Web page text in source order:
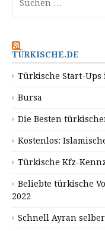
nach:
TÜRKISCHE.DE
Türkische Start-
Bursa
Die Besten
Kostenlos:
Türkische Kfz-
Beliebte türkische
2022
Schnell Ayran